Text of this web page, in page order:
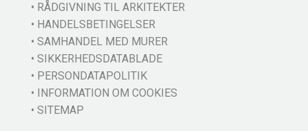
• RÅDGIVNING TIL ARKITEKTER
• HANDELSBETINGELSER
• SAMHANDEL MED MURER
• SIKKERHEDSDATABLADE
• PERSONDATAPOLITIK
• INFORMATION OM COOKIES
• SITEMAP